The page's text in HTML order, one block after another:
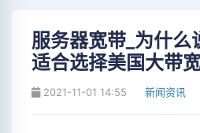
服务器宽带_为什么
适合选择美国大带
2021-11-01 14:55 新闻资讯